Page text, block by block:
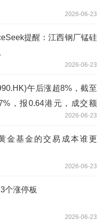
2026-06-23
提醒：江西钢厂锰硅
2026-06-23
午后涨超8%，截至
，报0.64港元，成交额
2026-06-23
金基金的交易成本谁更
2026-06-23
个涨停板
2026-06-23